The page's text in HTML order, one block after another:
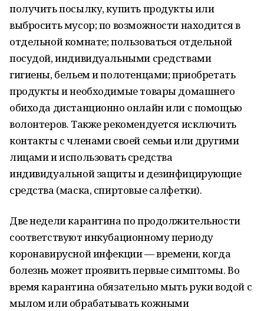
получить посылку, купить продукты или
выбросить мусор; по возможности находится в
отдельной комнате; пользоваться отдельной
посудой, индивидуальными средствами
гигиены, бельем и полотенцами; приобретать
продукты и необходимые товары домашнего
обихода дистанционно онлайн или с помощью
волонтеров. Также рекомендуется исключить
контакты с членами своей семьи или другими
лицами и использовать средства
индивидуальной защиты и дезинфицирующие
средства (маска, спиртовые салфетки).
Две недели карантина по продолжительности
соответствуют инкубационному периоду
коронавирусной инфекции — времени, когда
болезнь может проявить первые симптомы. Во
время карантина обязательно мыть руки водой с
мылом или обрабатывать кожными